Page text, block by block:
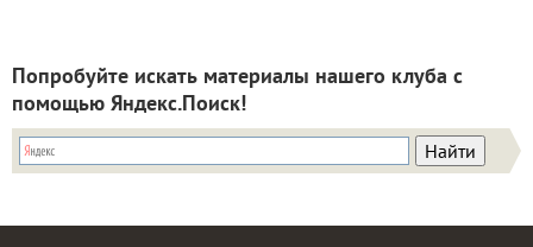
Попробуйте искать материалы нашего клуба с
помощью Яндекс.Поиск!